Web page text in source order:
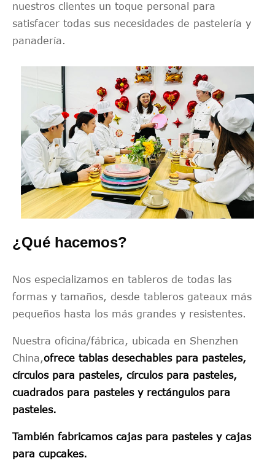
nuestros clientes un toque personal para
satisfacer todas sus necesidades de pastelería y
panadería.
¿Qué hacemos?
Nos especializamos en tableros de todas las
formas y tamaños, desde tableros gateaux más
pequeños hasta los más grandes y resistentes.
Nuestra oficina/fábrica, ubicada en Shenzhen
China,ofrece tablas desechables para pasteles,
círculos para pasteles, círculos para pasteles,
cuadrados para pasteles y rectángulos para
pasteles.
También fabricamos cajas para pasteles y cajas
para cupcakes.